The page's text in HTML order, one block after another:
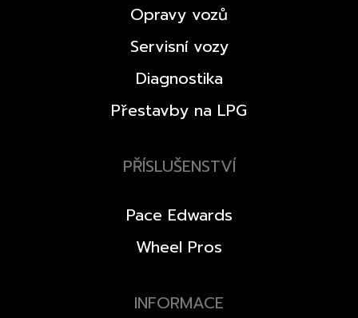
Opravy vozů
Servisní vozy
Diagnostika
Přestavby na LPG
PŘÍSLUŠENSTVÍ
Pace Edwards
Wheel Pros
INFORMACE